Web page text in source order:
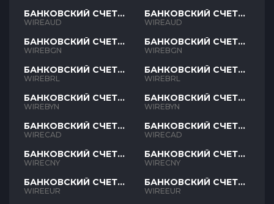
БАНКОВСКИЙ СЧЕТ
AUD
WIREAUD
БАНКОВСКИЙ СЧЕТ
BGN
WIREBGN
БАНКОВСКИЙ СЧЕТ
BRL
WIREBRL
БАНКОВСКИЙ СЧЕТ
BYN
WIREBYN
БАНКОВСКИЙ СЧЕТ
CAD
WIRECAD
БАНКОВСКИЙ СЧЕТ
CNY
WIRECNY
БАНКОВСКИЙ СЧЕТ
EUR
WIREEUR
БАНКОВСКИЙ СЧЕТ
AUD
WIREAUD
БАНКОВСКИЙ СЧЕТ
BGN
WIREBGN
БАНКОВСКИЙ СЧЕТ
BRL
WIREBRL
БАНКОВСКИЙ СЧЕТ
BYN
WIREBYN
БАНКОВСКИЙ СЧЕТ
CAD
WIRECAD
БАНКОВСКИЙ СЧЕТ
CNY
WIRECNY
БАНКОВСКИЙ СЧЕТ
EUR
WIREEUR